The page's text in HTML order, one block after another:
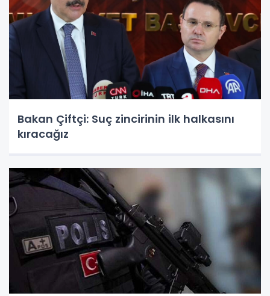
Bakan Çiftçi: Suç zincirinin ilk halkasını
kıracağız